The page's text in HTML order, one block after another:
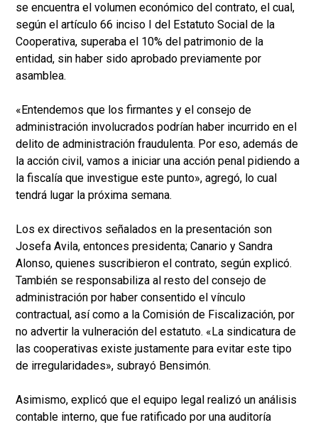
se encuentra el volumen económico del contrato, el cual,
según el artículo 66 inciso I del Estatuto Social de la
Cooperativa, superaba el 10% del patrimonio de la
entidad, sin haber sido aprobado previamente por
asamblea.
«Entendemos que los firmantes y el consejo de
administración involucrados podrían haber incurrido en el
delito de administración fraudulenta. Por eso, además de
la acción civil, vamos a iniciar una acción penal pidiendo a
la fiscalía que investigue este punto», agregó, lo cual
tendrá lugar la próxima semana.
Los ex directivos señalados en la presentación son
Josefa Avila, entonces presidenta; Canario y Sandra
Alonso, quienes suscribieron el contrato, según explicó.
También se responsabiliza al resto del consejo de
administración por haber consentido el vínculo
contractual, así como a la Comisión de Fiscalización, por
no advertir la vulneración del estatuto. «La sindicatura de
las cooperativas existe justamente para evitar este tipo
de irregularidades», subrayó Bensimón.
Asimismo, explicó que el equipo legal realizó un análisis
contable interno, que fue ratificado por una auditoría